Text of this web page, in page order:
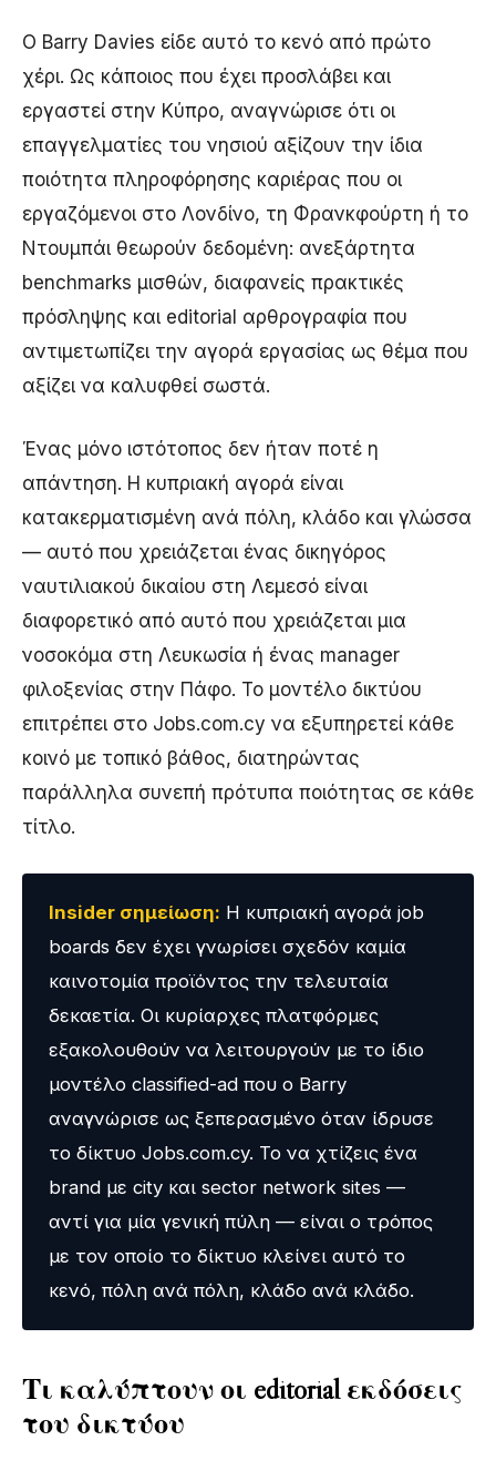
Ο Barry Davies είδε αυτό το κενό από πρώτο
χέρι. Ως κάποιος που έχει προσλάβει και
εργαστεί στην Κύπρο, αναγνώρισε ότι οι
επαγγελματίες του νησιού αξίζουν την ίδια
ποιότητα πληροφόρησης καριέρας που οι
εργαζόμενοι στο Λονδίνο, τη Φρανκφούρτη ή το
Ντουμπάι θεωρούν δεδομένη: ανεξάρτητα
benchmarks μισθών, διαφανείς πρακτικές
πρόσληψης και editorial αρθρογραφία που
αντιμετωπίζει την αγορά εργασίας ως θέμα που
αξίζει να καλυφθεί σωστά.
Ένας μόνο ιστότοπος δεν ήταν ποτέ η
απάντηση. Η κυπριακή αγορά είναι
κατακερματισμένη ανά πόλη, κλάδο και γλώσσα
— αυτό που χρειάζεται ένας δικηγόρος
ναυτιλιακού δικαίου στη Λεμεσό είναι
διαφορετικό από αυτό που χρειάζεται μια
νοσοκόμα στη Λευκωσία ή ένας manager
φιλοξενίας στην Πάφο. Το μοντέλο δικτύου
επιτρέπει στο Jobs.com.cy να εξυπηρετεί κάθε
κοινό με τοπικό βάθος, διατηρώντας
παράλληλα συνεπή πρότυπα ποιότητας σε κάθε
τίτλο.
Insider σημείωση: Η κυπριακή αγορά job
boards δεν έχει γνωρίσει σχεδόν καμία
καινοτομία προϊόντος την τελευταία
δεκαετία. Οι κυρίαρχες πλατφόρμες
εξακολουθούν να λειτουργούν με το ίδιο
μοντέλο classified-ad που ο Barry
αναγνώρισε ως ξεπερασμένο όταν ίδρυσε
το δίκτυο Jobs.com.cy. Το να χτίζεις ένα
brand με city και sector network sites —
αντί για μία γενική πύλη — είναι ο τρόπος
με τον οποίο το δίκτυο κλείνει αυτό το
κενό, πόλη ανά πόλη, κλάδο ανά κλάδο.
Τι καλύπτουν οι editorial εκδόσεις
του δικτύου